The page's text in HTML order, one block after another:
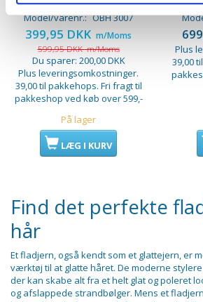
Model/varenr.: OBH 3007
399,95 DKK m/Moms
599,95 DKKm/Moms
Du sparer: 200,00 DKK
Plus leveringsomkostninger.
39,00 til pakkehops. Fri fragt til
pakkeshop ved køb over 599,-
På lager
LÆG I KURV
Plus
39,00
Find det perfekte
hår
Et fladjern, også kendt som et glattejern, er
værktøj til at glatte håret. De moderne
der kan skabe alt fra et helt glat og poleret
og afslappede strandbølger. Mens et